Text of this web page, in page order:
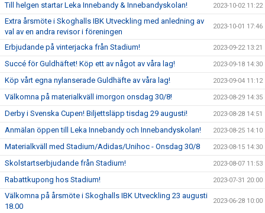
Till helgen startar Leka Innebandy & Innebandyskolan! 2023-10-02 11:22
Extra årsmöte i Skoghalls IBK Utveckling med anledning av
val av en andra revisor i föreningen
2023-10-01 17:46
Erbjudande på vinterjacka från Stadium! 2023-09-22 13:21
Succé för Guldhäftet! Köp ett av något av våra lag! 2023-09-18 14:30
Köp vårt egna nylanserade Guldhäfte av våra lag! 2023-09-04 11:12
Välkomna på materialkväll imorgon onsdag 30/8! 2023-08-29 14:35
Derby i Svenska Cupen! Biljettsläpp tisdag 29 augusti! 2023-08-28 14:51
Anmälan öppen till Leka Innebandy och Innebandyskolan! 2023-08-25 14:10
Materialkväll med Stadium/Adidas/Unihoc - Onsdag 30/8 2023-08-15 14:30
Skolstartserbjudande från Stadium! 2023-08-07 11:53
Rabattkupong hos Stadium! 2023-07-31 20:00
Välkomna på årsmöte i Skoghalls IBK Utveckling 23 augusti
18.00
2023-06-28 10:00